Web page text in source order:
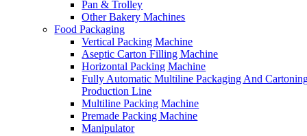
Pan & Trolley
Other Bakery Machines
Food Packaging
Vertical Packing Machine
Aseptic Carton Filling Machine
Horizontal Packing Machine
Fully Automatic Multiline Packaging And
Production Line
Multiline Packing Machine
Premade Packing Machine
Manipulator